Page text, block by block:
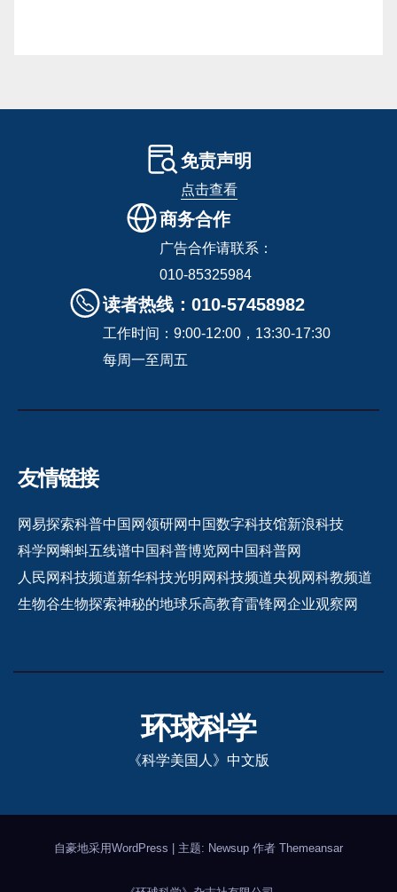
免责声明
点击查看
商务合作
广告合作请联系：
010-85325984
读者热线：010-57458982
工作时间：9:00-12:00，13:30-17:30
每周一至周五
友情链接
网易探索科普中国网领研网中国数字科技馆新浪科技
科学网蝌蚪五线谱中国科普博览网中国科普网
人民网科技频道新华科技光明网科技频道央视网科教频道
生物谷生物探索神秘的地球乐高教育雷锋网企业观察网
环球科学
《科学美国人》中文版
自豪地采用WordPress 主题: Newsup 作者 Themeansar